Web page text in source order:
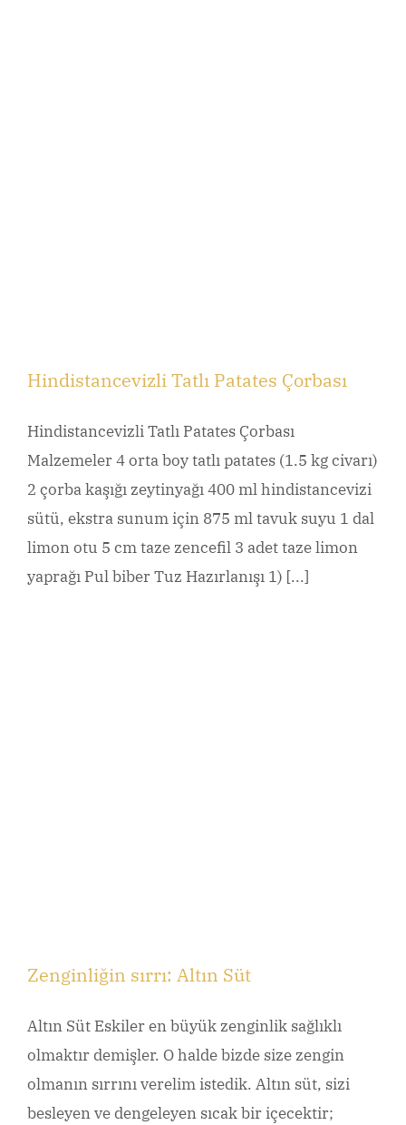
Hindistancevizli Tatlı Patates Çorbası
Hindistancevizli Tatlı Patates Çorbası
Malzemeler 4 orta boy tatlı patates (1.5 kg civarı)
2 çorba kaşığı zeytinyağı 400 ml hindistancevizi
sütü, ekstra sunum için 875 ml tavuk suyu 1 dal
limon otu 5 cm taze zencefil 3 adet taze limon
yaprağı Pul biber Tuz Hazırlanışı 1) [...]
Zenginliğin sırrı: Altın Süt
Altın Süt Eskiler en büyük zenginlik sağlıklı
olmaktır demişler. O halde bizde size zengin
olmanın sırrını verelim istedik. Altın süt, sizi
besleyen ve dengeleyen sıcak bir içecektir;